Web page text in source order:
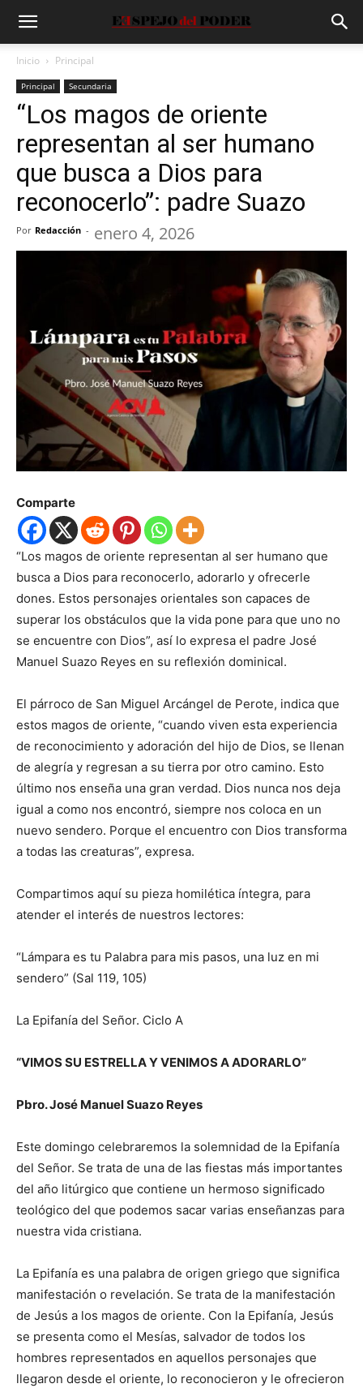
Inicio Principal
Principal Secundaria
“Los magos de oriente
representan al ser humano
que busca a Dios para
reconocerlo”: padre Suazo
Por Redacción - enero 4, 2026
Comparte
“Los magos de oriente representan al ser humano que
busca a Dios para reconocerlo, adorarlo y ofrecerle
dones. Estos personajes orientales son capaces de
superar los obstáculos que la vida pone para que uno no
se encuentre con Dios”, así lo expresa el padre José
Manuel Suazo Reyes en su reflexión dominical.
El párroco de San Miguel Arcángel de Perote, indica que
estos magos de oriente, “cuando viven esta experiencia
de reconocimiento y adoración del hijo de Dios, se llenan
de alegría y regresan a su tierra por otro camino. Esto
último nos enseña una gran verdad. Dios nunca nos deja
igual a como nos encontró, siempre nos coloca en un
nuevo sendero. Porque el encuentro con Dios transforma
a todas las creaturas”, expresa.
Compartimos aquí su pieza homilética íntegra, para
atender el interés de nuestros lectores:
“Lámpara es tu Palabra para mis pasos, una luz en mi
sendero” (Sal 119, 105)
La Epifanía del Señor. Ciclo A
“VIMOS SU ESTRELLA Y VENIMOS A ADORARLO”
Pbro. José Manuel Suazo Reyes
Este domingo celebraremos la solemnidad de la Epifanía
del Señor. Se trata de una de las fiestas más importantes
del año litúrgico que contiene un hermoso significado
teológico del que podemos sacar varias enseñanzas para
nuestra vida cristiana.
La Epifanía es una palabra de origen griego que significa
manifestación o revelación. Se trata de la manifestación
de Jesús a los magos de oriente. Con la Epifanía, Jesús
se presenta como el Mesías, salvador de todos los
hombres representados en aquellos personajes que
llegaron desde el oriente, lo reconocieron y le ofrecieron